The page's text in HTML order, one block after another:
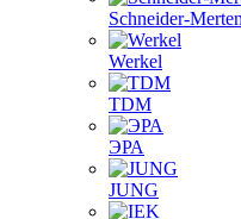
Schneider-Merten
Werkel
TDM
ЭРА
JUNG